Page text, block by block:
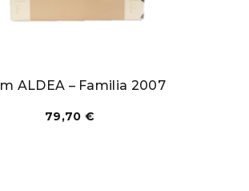
ALDEA – Familia 2007
79,70 €